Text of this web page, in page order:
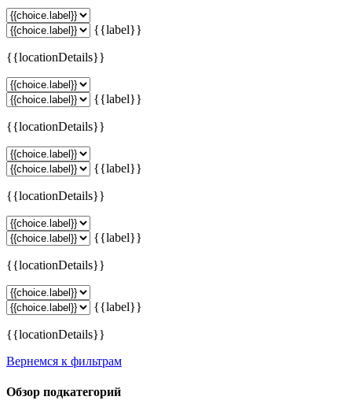
{{label}}
{{locationDetails}}
{{label}}
{{locationDetails}}
{{label}}
{{locationDetails}}
{{label}}
{{locationDetails}}
{{label}}
{{locationDetails}}
Вернемся к фильтрам
Обзор подкатегорий